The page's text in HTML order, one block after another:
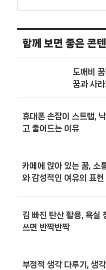
함께 보면 좋은 콘
도깨비
꿈과 사
휴대폰 손잡이 스트랩,
고 줄어드는 이유
카페에 앉아 있는 꿈, 소
와 감성적인 여유의 표현
김 빠진 탄산 활용, 욕실
쓰면 반짝반짝
부정적 생각 다루기, 생